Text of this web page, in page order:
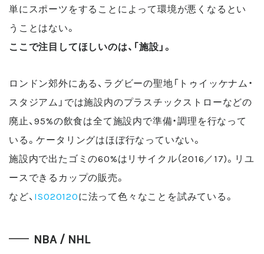
単にスポーツをすることによって環境が悪くなるとい
うことはない。
ここで注目してほしいのは、「施設」。
ロンドン郊外にある、ラグビーの聖地「トゥイッケナム・
スタジアム」では施設内のプラスチックストローなどの
廃止、95%の飲食は全て施設内で準備・調理を行なって
いる。ケータリングはほぼ行なっていない。
施設内で出たゴミの60%はリサイクル（2016／17)。リユ
ースできるカップの販売。
など、 ISO20120に法って色々なことを試みている。
NBA / NHL